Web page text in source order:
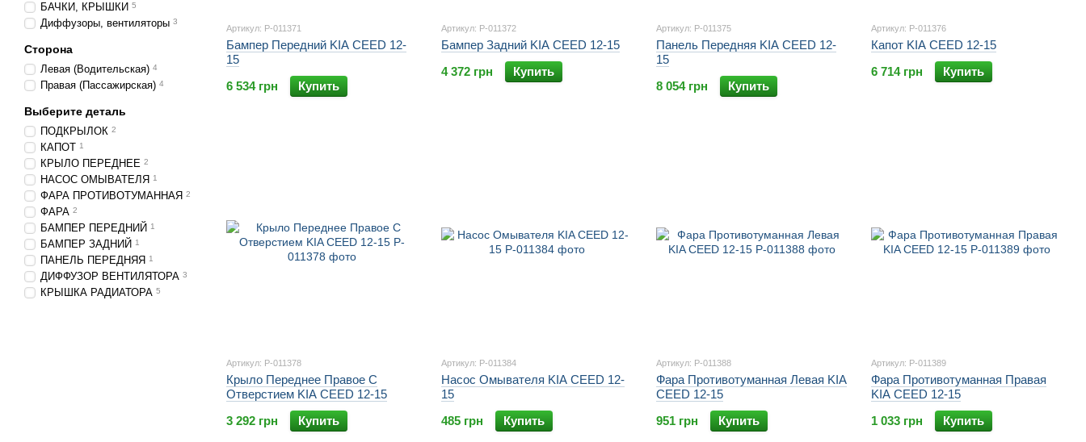
Артикул: P-011371
Бампер Передний KIA CEED 12-
15
6 534 грн
Купить
Артикул: P-011372
Бампер Задний KIA CEED 12-15
4 372 грн
Купить
Артикул: P-011375
Панель Передняя KIA CEED 12-
15
8 054 грн
Купить
Артикул: P-011376
Капот KIA CEED 12-15
6 714 грн
Купить
Артикул: P-011378
Крыло Переднее Правое С
Отверстием KIA CEED 12-15
3 292 грн
Купить
Артикул: P-011384
Насос Омывателя KIA CEED 12-
15
485 грн
Купить
Артикул: P-011388
Фара Противотуманная Левая KIA
CEED 12-15
951 грн
Купить
Артикул: P-011389
Фара Противотуманная Правая
KIA CEED 12-15
1 033 грн
Купить
БАЧКИ, КРЫШКИ 5
Диффузоры, вентиляторы 3
Сторона
Левая (Водительская) 4
Правая (Пассажирская) 4
Выберите деталь
ПОДКРЫЛОК 2
КАПОТ 1
КРЫЛО ПЕРЕДНЕЕ 2
НАСОС ОМЫВАТЕЛЯ 1
ФАРА ПРОТИВОТУМАННАЯ 2
ФАРА 2
БАМПЕР ПЕРЕДНИЙ 1
БАМПЕР ЗАДНИЙ 1
ПАНЕЛЬ ПЕРЕДНЯЯ 1
ДИФФУЗОР ВЕНТИЛЯТОРА 3
КРЫШКА РАДИАТОРА 5